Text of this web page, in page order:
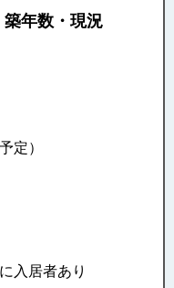
年数・現況
定）
入居者あり